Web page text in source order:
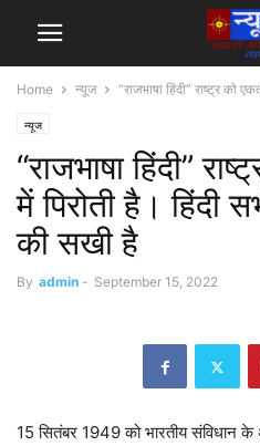
Home न्यूज “राजभाषा हिंदी” राष्ट्र को
न्यूज
“राजभाषा हिंदी”
में पिरोती है। हिंदी
की सखी है
By admin - September 15, 2022
15 सितंबर 1949 को भारतीय